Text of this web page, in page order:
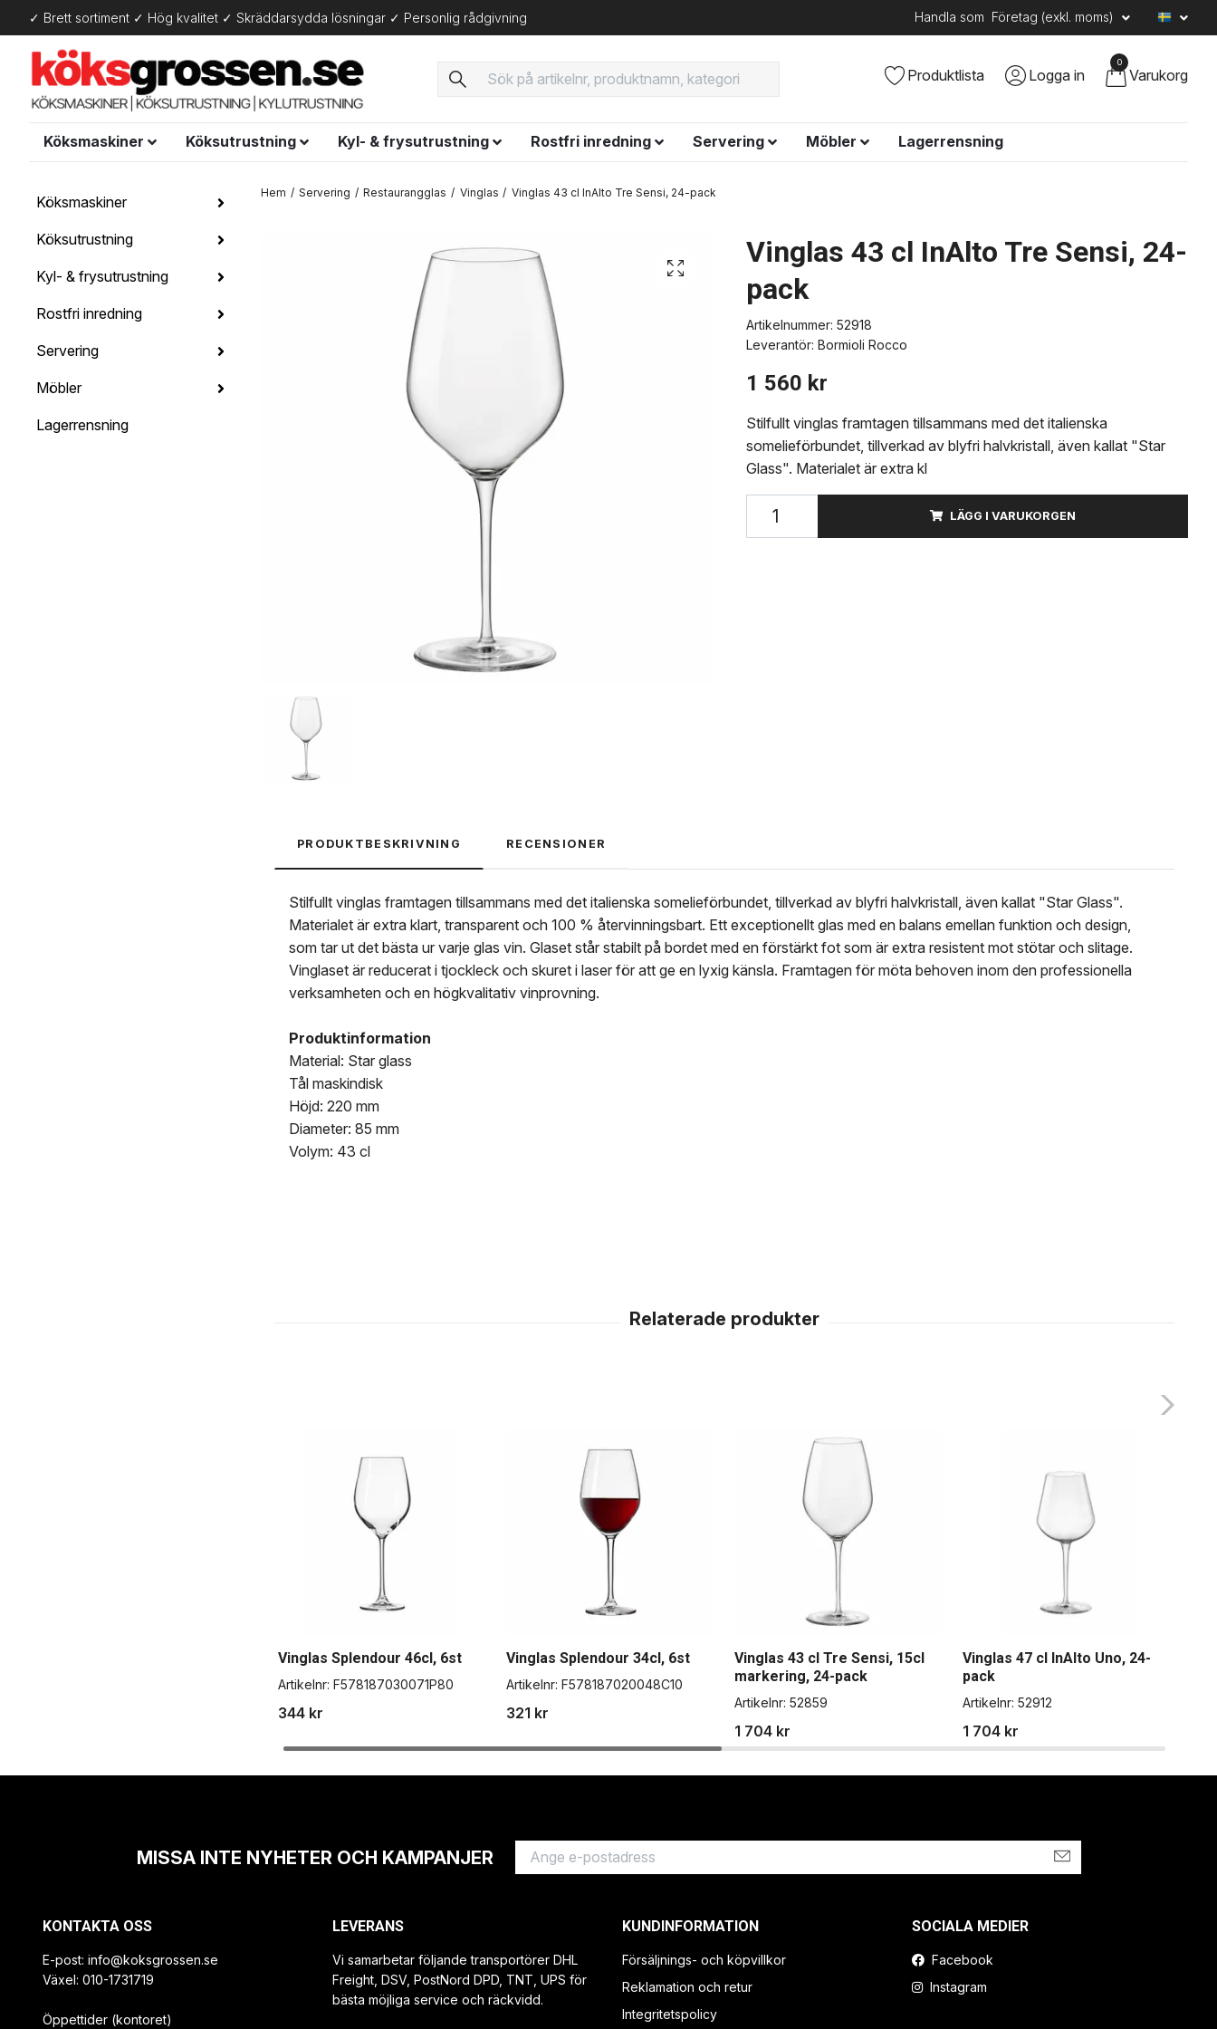
✓ Brett sortiment ✓ Hög kvalitet ✓ Skräddarsydda lösningar ✓ Personlig rådgivning Handla som Företag (exkl. moms)
Produktlista Logga in
0
Varukorg
Köksmaskiner Köksutrustning Kyl- & frysutrustning Rostfri inredning Servering Möbler Lagerrensning
Köksmaskiner
Köksutrustning
Kyl- & frysutrustning
Rostfri inredning
Servering
Möbler
Lagerrensning
Hem Servering Restaurangglas Vinglas Vinglas 43 cl InAlto Tre Sensi, 24-pack
Vinglas 43 cl InAlto Tre Sensi, 24-
pack
Artikelnummer: 52918
Leverantör: Bormioli Rocco
1 560 kr
Stilfullt vinglas framtagen tillsammans med det italienska
somelieförbundet, tillverkad av blyfri halvkristall, även kallat "Star
Glass". Materialet är extra kl
LÄGG I VARUKORGEN
PRODUKTBESKRIVNING RECENSIONER
Stilfullt vinglas framtagen tillsammans med det italienska somelieförbundet, tillverkad av blyfri halvkristall, även kallat "Star Glass".
Materialet är extra klart, transparent och 100 % återvinningsbart. Ett exceptionellt glas med en balans emellan funktion och design,
som tar ut det bästa ur varje glas vin. Glaset står stabilt på bordet med en förstärkt fot som är extra resistent mot stötar och slitage.
Vinglaset är reducerat i tjockleck och skuret i laser för att ge en lyxig känsla. Framtagen för möta behoven inom den professionella
verksamheten och en högkvalitativ vinprovning.
Produktinformation
Material: Star glass
Tål maskindisk
Höjd: 220 mm
Diameter: 85 mm
Volym: 43 cl
Vinglas Splendour 46cl, 6st
Artikelnr: F578187030071P80
344 kr
Vinglas Splendour 34cl, 6st
Artikelnr: F578187020048C10
321 kr
Vinglas 43 cl Tre Sensi, 15cl
markering, 24-pack
Artikelnr: 52859
1 704 kr
Vinglas 47 cl InAlto Uno, 24-
pack
Artikelnr: 52912
1 704 kr
MISSA INTE NYHETER OCH KAMPANJER
KONTAKTA OSS
E-post: info@koksgrossen.se
Växel: 010-1731719
Öppettider (kontoret)
LEVERANS
Vi samarbetar följande transportörer DHL
Freight, DSV, PostNord DPD, TNT, UPS för
bästa möjliga service och räckvidd.
KUNDINFORMATION
Försäljnings- och köpvillkor
Reklamation och retur
Integritetspolicy
SOCIALA MEDIER
Facebook
Instagram